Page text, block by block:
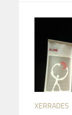
XERRADES